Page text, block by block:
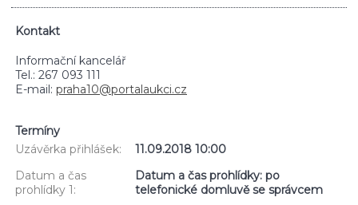
Kontakt
Informační kancelář
Tel.: 267 093 111
E-mail: praha10@portalaukci.cz
Termíny
Uzávěrka přihlášek:
11.09.2018 10:00
Datum a čas
prohlídky 1:
Datum a čas prohlídky: po
telefonické domluvě se správcem